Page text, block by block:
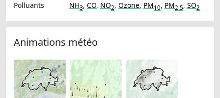
Polluants
NH3, CO, NO2, Ozone, PM10, PM2.5, SO2
Animations météo